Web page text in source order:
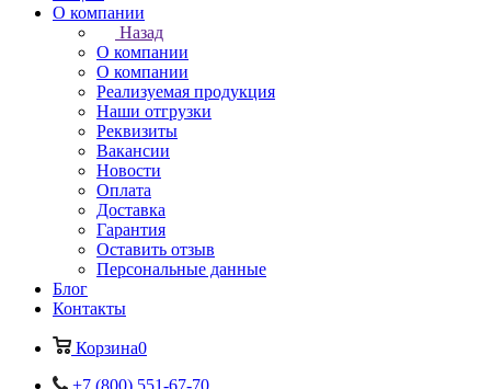
О компании
Назад
О компании
О компании
Реализуемая продукция
Наши отгрузки
Реквизиты
Вакансии
Новости
Оплата
Доставка
Гарантия
Оставить отзыв
Персональные данные
Блог
Контакты
Корзина0
+7 (800) 551-67-70